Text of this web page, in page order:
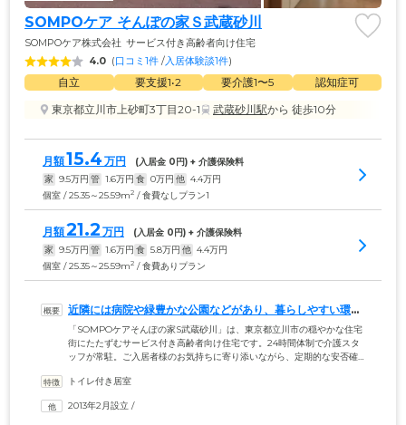
SOMPOケア そんぽの家Ｓ武蔵砂川
SOMPOケア株式会社 サービス付き高齢者向け住宅
4.0 (口コミ1件 /入居体験談1件)
自立 要支援1•2 要介護1〜5
認知症可
東京都立川市上砂町3丁目20-1
武蔵砂川駅から 徒歩10分
月額15.4 万円 (入居金 0円) + 介護保険料
家 9.5万円 管 1.6万円 食 0万円 他 4.4万円
個室 / 25.35～25.59m2 / 食費なしプラン1
月額21.2 万円 (入居金 0円) + 介護保険料
家 9.5万円 管 1.6万円 食 5.8万円 他 4.4万円
個室 / 25.35～25.59m2 / 食費ありプラン
近隣には病院や緑豊かな公園などがあり、暮らしやすい環境
です
「SOMPOケアそんぽの家S武蔵砂川」は、東京都立川市の穏やかな住宅
街にたたずむサービス付き高齢者向け住宅です。24時間体制で介護スタ
ッフが常駐。ご入居者様のお気持ちに寄り添いながら、定期的な安否確
グストア、緑豊かな公園、病院があり、暮らしやすさ抜群です。徒歩2分
ホームは全国に複数の介護施設を展開するSOMPOケア株式会社が運
トイレ付き居室
2013年2月設立 /